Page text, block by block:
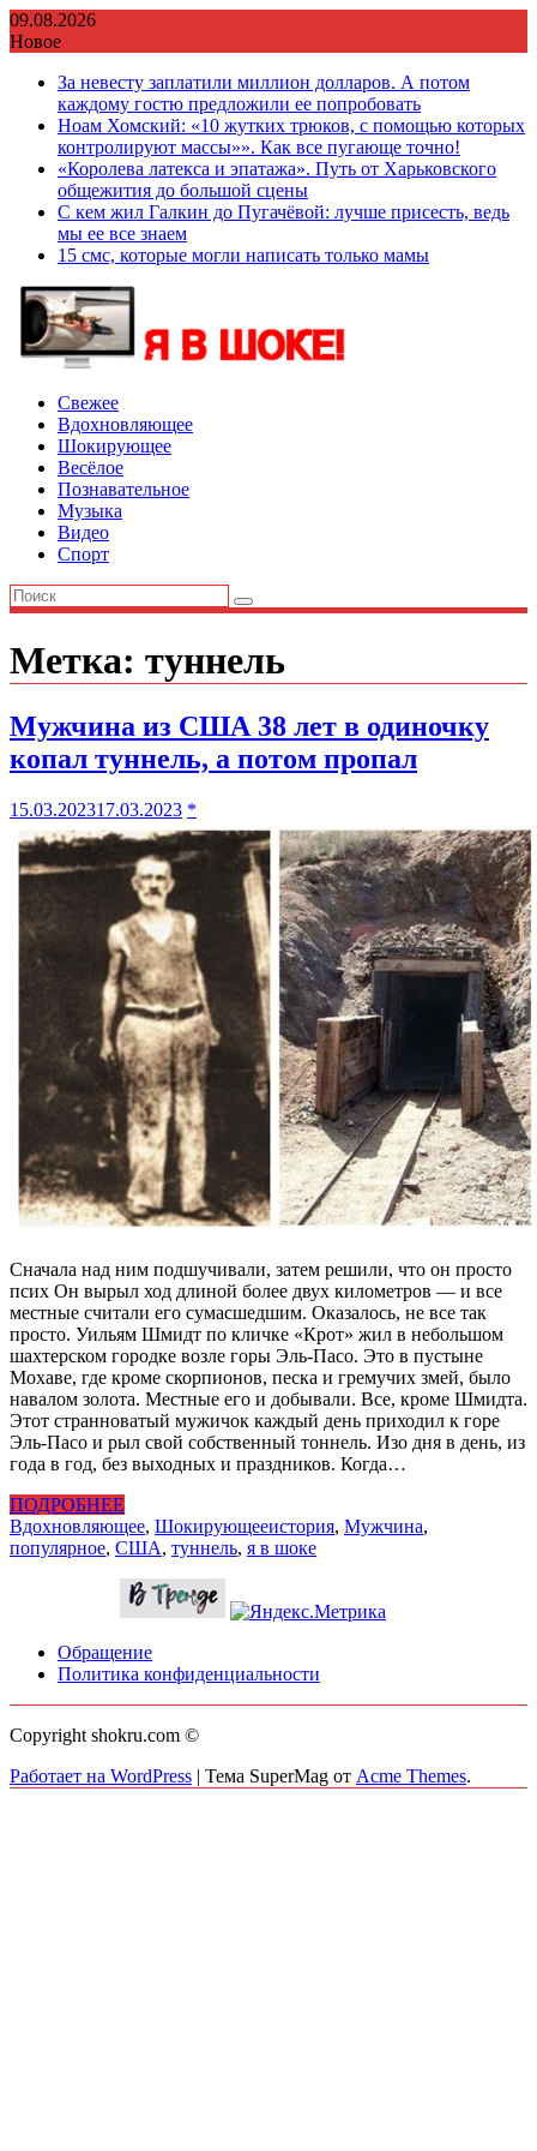
Перейти
к
09.08.2026
Новое
За невесту заплатили миллион долларов. А потом
каждому гостю предложили ее попробовать
Ноам Хомский: «10 жутких трюков, с помощью которых
контролируют массы»». Как все пугающе точно!
«Королева латекса и эпатажа». Путь от Харьковского
общежития до большой сцены
С кем жил Галкин до Пугачёвой: лучше присесть, ведь
мы ее все знаем
15 смс, которые могли написать только мамы
Свежее
Вдохновляющее
Шокирующее
Весёлое
Познавательное
Музыка
Видео
Спорт
Метка: туннель
Мужчина из США 38 лет в одиночку
копал туннель, а потом пропал
15.03.202317.03.2023 *
Сначала над ним подшучивали, затем решили, что он просто
псих Он вырыл ход длиной более двух километров — и все
местные считали его сумасшедшим. Оказалось, не все так
просто. Уильям Шмидт по кличке «Крот» жил в небольшом
шахтерском городке возле горы Эль-Пасо. Это в пустыне
Мохаве, где кроме скорпионов, песка и гремучих змей, было
навалом золота. Местные его и добывали. Все, кроме Шмидта.
Этот странноватый мужичок каждый день приходил к горе
Эль-Пасо и рыл свой собственный тоннель. Изо дня в день, из
года в год, без выходных и праздников. Когда…
ПОДРОБНЕЕ
Вдохновляющее, Шокирующееистория, Мужчина,
популярное, США, туннель, я в шоке
Обращение
Политика конфиденциальности
Copyright shokru.com ©
Работает на WordPress | Тема SuperMag от Acme Themes.